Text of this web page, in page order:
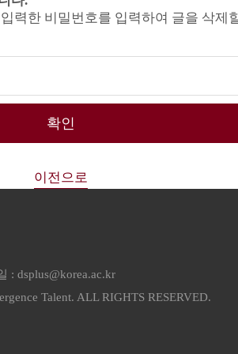
력한 비밀번호를 입력하여 글을 삭제
확인
이전으로
: dsplus@korea.ac.kr
Talent. ALL RIGHTS RESERVED.